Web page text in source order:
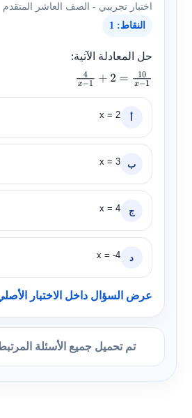
اختبار تجريبي - الصف العاشر المتقدم
النقاط: 1
حل المعادلة الآتية:
4x−1+2= 10 x−1
أ x = 2
ب x = 3
ج x = 4
د x = -4
عرض السؤال داخل الاختبار
تم تحميل جميع الأسئلة